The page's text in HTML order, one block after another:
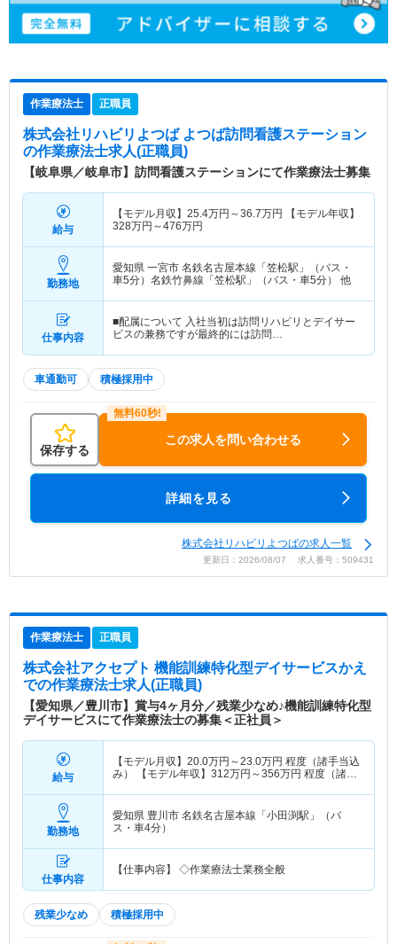
作業療法士 正職員
株式会社リハビリよつば よつば訪問看護ステーション
の作業療法士求人(正職員)
【岐阜県／岐阜市】訪問看護ステーションにて作業療法士募集
給与
【モデル月収】 25.4万円～36.7万円
【モデル年収】
328万円～476万円
勤務地
愛知県 一宮市 名鉄名古屋本線「笠松駅」（バス・
車5分）名鉄竹鼻線「笠松駅」（バス・車5分） 他
仕事内容
■配属について 入社当初は訪問リハビリとデイサー
ビスの兼務ですが最終的には訪問…
車通勤可 積極採用中
保存する
この求人を問い合わせる
詳細を見る
株式会社リハビリよつばの求人一覧
更新日：2026/08/07 求人番号：509431
作業療法士 正職員
株式会社アクセプト 機能訓練特化型デイサービスかえ
での作業療法士求人(正職員)
【愛知県／豊川市】賞与4ヶ月分／残業少なめ♪機能訓練特化型
デイサービスにて作業療法士の募集＜正社員＞
給与
【モデル月収】 20.0万円～23.0万円 程度（諸手当込
み） 【モデル年収】 312万円～356万円 程度（諸手
勤務地
愛知県 豊川市 名鉄名古屋本線「小田渕駅」（バ
ス・車4分）
仕事内容
【仕事内容】 ◇作業療法士業務全般
残業少なめ 積極採用中